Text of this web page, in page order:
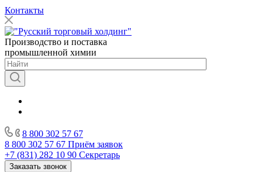
Контакты
Производство и поставка
промышленной химии
8 800 302 57 67
8 800 302 57 67 Приём заявок
+7 (831) 282 10 90 Секретарь
Заказать звонок